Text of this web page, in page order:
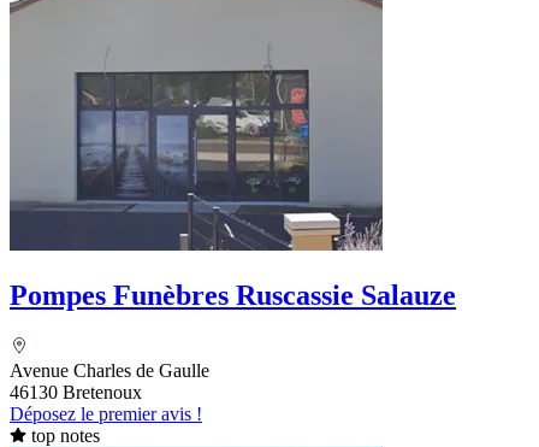
Pompes Funèbres Ruscassie Salauze
Avenue Charles de Gaulle
46130 Bretenoux
Déposez le premier avis !
top notes